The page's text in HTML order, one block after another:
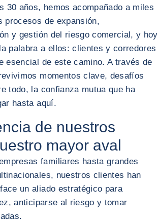
30 años, hemos acompañado a miles
procesos de expansión,
y gestión del riesgo comercial, y hoy
palabra a ellos: clientes y corredores
esencial de este camino. A través de
momentos clave, desafíos
todo, la confianza mutua que ha
hasta aquí.
de nuestros
mayor aval
familiares hasta grandes
nuestros clientes han
un aliado estratégico para
anticiparse al riesgo y tomar